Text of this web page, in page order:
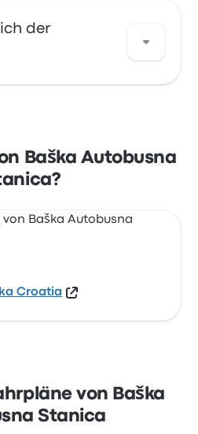
der
Bushaltestelle in Baška
Baška Autobusna
Croatia
von Baška
Stanica